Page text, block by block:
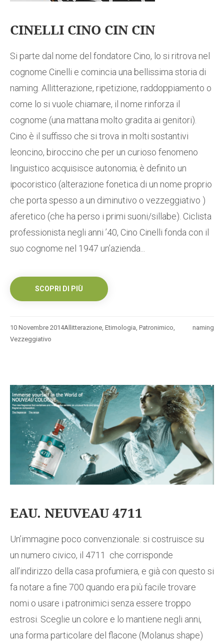
CINELLI CINO CIN CIN
Si parte dal nome del fondatore Cino, lo si ritrova nel
cognome Cinelli e comincia una bellissima storia di
naming. Allitterazione, ripetizione, raddoppiamento o
come lo si vuole chiamare, il nome rinforza il
cognome (una mattana molto gradita ai genitori).
Cino è il suffisso che si trova in molti sostantivi
leoncino, biroccino che per un curioso fenomeno
linguistico acquisisce autonomia; è definito un
ipocoristico (alterazione fonetica di un nome proprio
che porta spesso a un diminutivo o vezzeggiativo )
aferetico (che ha perso i primi suoni/sillabe). Ciclista
professionista negli anni ’40, Cino Cinelli fonda con il
suo cognome nel 1947 un’azienda...
SCOPRI DI PIÙ
10 Novembre 2014 naming
Allitterazione, Etimologia, Patronimico,
Vezzeggiativo
EAU. NEUVEAU 4711
Un’immagine poco convenzionale: si costruisce su
un numero civico, il 4711 che corrisponde
all’indirizzo della casa profumiera, e già con questo si
fa notare a fine 700 quando era più facile trovare
nomi o usare i patronimici senza essere troppo
estrosi. Sceglie un colore e lo mantiene negli anni,
una forma particolare del flacone (Molanus shape)